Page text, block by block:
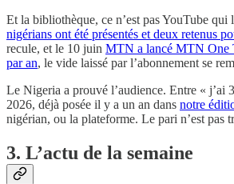
Et la bibliothèque, ce n’est pas YouTube qui
nigérians ont été présentés et deux retenus
recule, et le 10 juin MTN a lancé MTN One
par an, le vide laissé par l’abonnement se
Le Nigeria a prouvé l’audience. Entre « j’ai
2026, déjà posée il y a un an dans notre
nigérian, ou la plateforme. Le pari n’est pas
3. L’actu de la semaine